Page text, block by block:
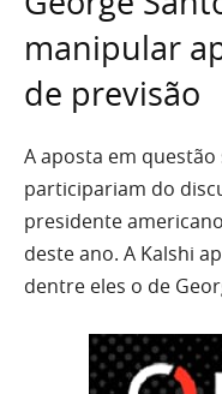
manipular
de previsão
A aposta em
participariam do
presidente
deste ano. A Kalshi
dentre eles o de